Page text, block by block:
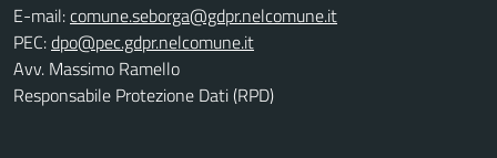
E-mail:
PEC:
Avv. Massimo Ramello
Responsabile Protezione Dati (RPD)